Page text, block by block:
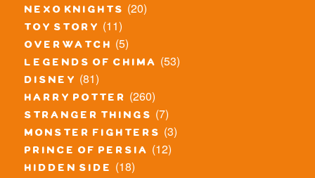
nexo knights (20)
toy story (11)
overwatch (5)
legends of chima (53)
disney (81)
harry potter (260)
stranger things (7)
monster fighters (3)
prince of persia (12)
hidden side (18)